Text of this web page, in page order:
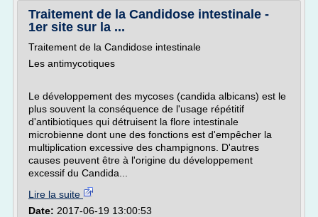
Traitement de la Candidose intestinale -
1er site sur la ...
Traitement de la Candidose intestinale
Les antimycotiques
Le développement des mycoses (candida albicans) est le
plus souvent la conséquence de l'usage répétitif
d'antibiotiques qui détruisent la flore intestinale
microbienne dont une des fonctions est d'empêcher la
multiplication excessive des champignons. D'autres
causes peuvent être à l'origine du développement
excessif du Candida...
Lire la suite
Date: 2017-06-19 13:00:53